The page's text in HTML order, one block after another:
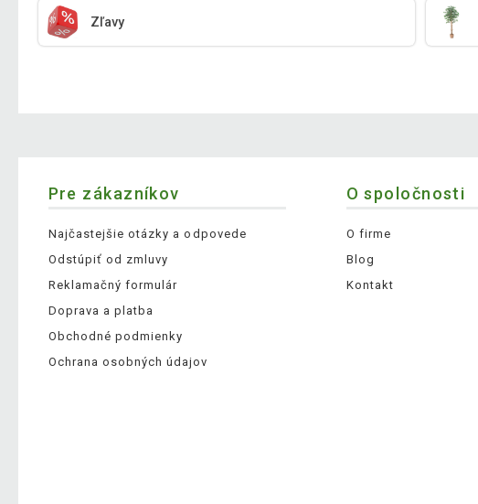
Zľavy
Pre zákazníkov
Najčastejšie otázky a odpovede
Odstúpiť od zmluvy
Reklamačný formulár
Doprava a platba
Obchodné podmienky
Ochrana osobných údajov
O spoločnosti
O firme
Blog
Kontakt